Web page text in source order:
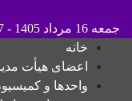
جمعه 16 مرداد 1405 - 14:27
خانه
اعضای هیأت
واحدها و